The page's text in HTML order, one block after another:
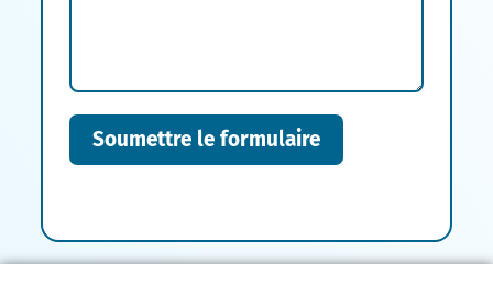
Soumettre le formulaire